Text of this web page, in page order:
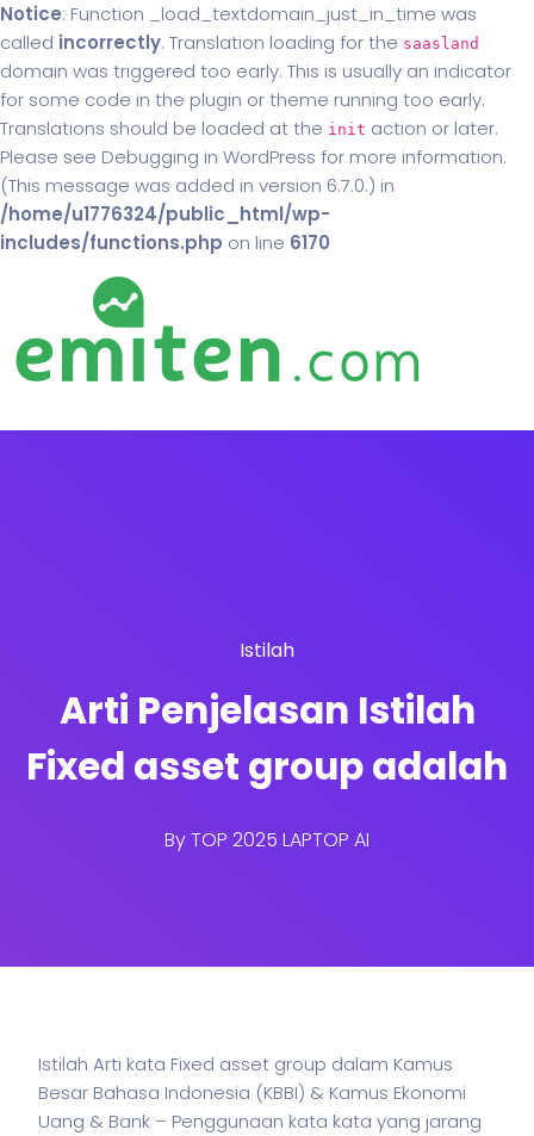
Notice: Function _load_textdomain_just_in_time was
called incorrectly. Translation loading for the saasland
domain was triggered too early. This is usually an indicator
for some code in the plugin or theme running too early.
Translations should be loaded at the init action or later.
Please see Debugging in WordPress for more information.
(This message was added in version 6.7.0.) in
/home/u1776324/public_html/wp-
includes/functions.php on line 6170
Istilah
Arti Penjelasan Istilah
Fixed asset group adalah
ByTOP 2025 LAPTOP AI
Istilah Arti kata Fixed asset group dalam Kamus
Besar Bahasa Indonesia (KBBI) & Kamus Ekonomi
Uang & Bank – Penggunaan kata kata yang jarang